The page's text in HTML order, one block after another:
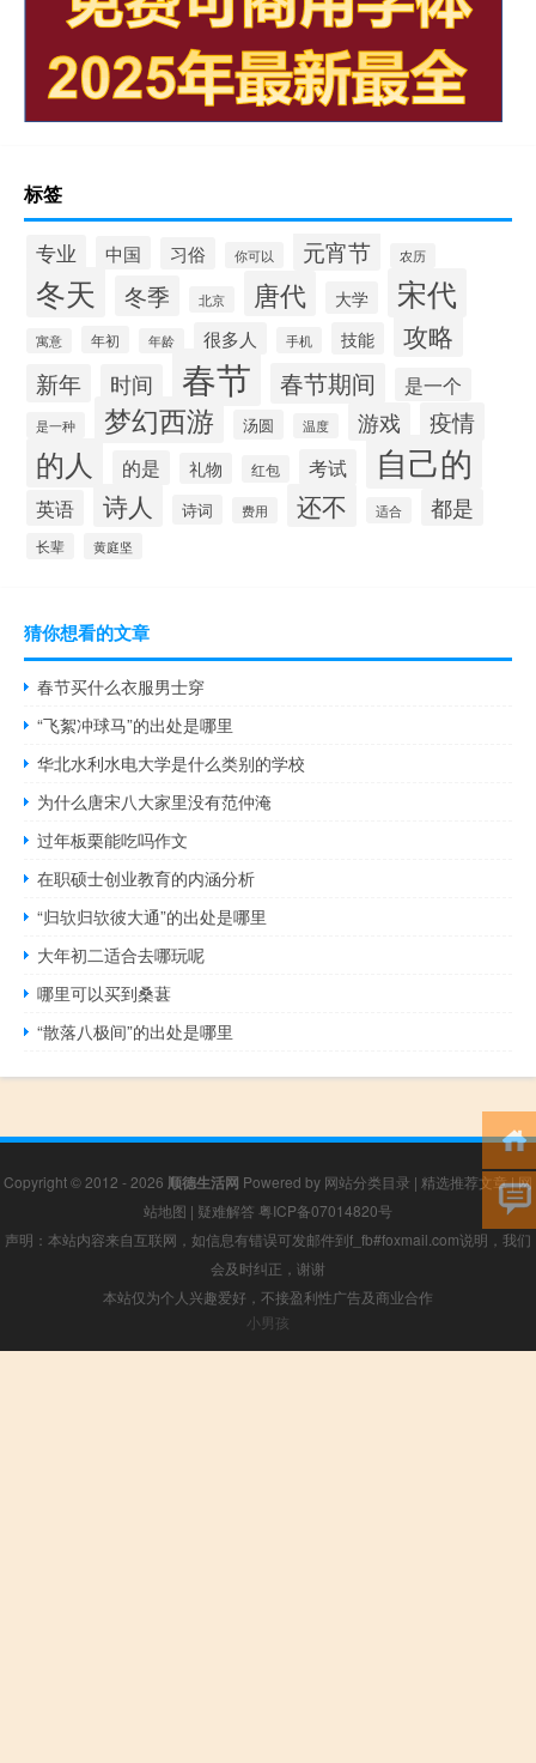
标签
专业 中国 习俗 你可以 元宵节 农历
冬天 冬季 北京 唐代 大学 宋代
寓意 年初 年龄 很多人 手机 技能 攻略
新年 时间 春节 春节期间 是一个
是一种 梦幻西游 汤圆 温度 游戏 疫情
的人 的是 礼物 红包 考试 自己的
英语 诗人 诗词 费用 还不 适合 都是
长辈 黄庭坚
猜你想看的文章
春节买什么衣服男士穿
“飞絮冲球马”的出处是哪里
华北水利水电大学是什么类别的学校
为什么唐宋八大家里没有范仲淹
过年板栗能吃吗作文
在职硕士创业教育的内涵分析
“归欤归欤彼大通”的出处是哪里
大年初二适合去哪玩呢
哪里可以买到桑葚
“散落八极间”的出处是哪里
Copyright © 2012 - 2026 顺德生活网 Powered by 网站分类目录 | 精选推荐文章|网
站地图 | 疑难解答 粤ICP备07014820号
声明：本站内容来自互联网，如信息有错误可发邮件到f_fb#foxmail.com说明，我们
会及时纠正，谢谢
本站仅为个人兴趣爱好，不接盈利性广告及商业合作
小男孩